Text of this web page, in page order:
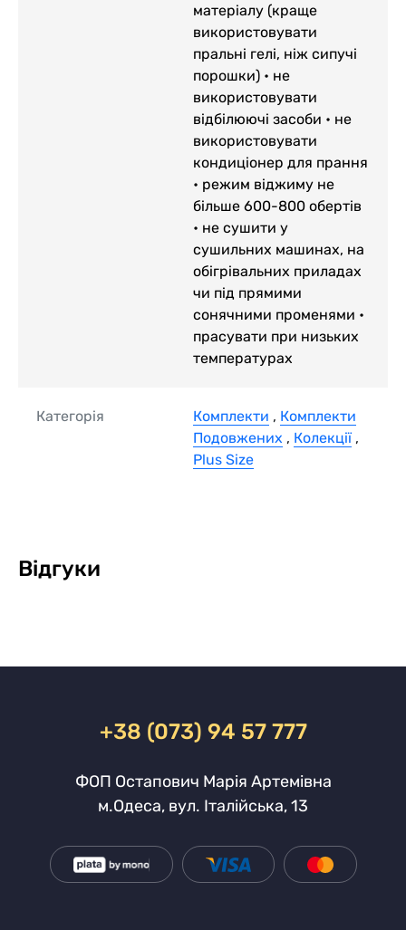
матеріалу (краще
використовувати
пральні гелі, ніж сипучі
порошки) • не
використовувати
відбілюючі засоби • не
використовувати
кондиціонер для прання
• режим віджиму не
більше 600-800 обертів
• не сушити у
сушильних машинах, на
обігрівальних приладах
чи під прямими
сонячними променями •
прасувати при низьких
температурах
Категорія Комплекти , Комплекти
Подовжених , Колекції ,
Plus Size
Відгуки
+38 (073) 94 57 777
ФОП Остапович Марія Артемівна
м.Одеса, вул. Італійська, 13